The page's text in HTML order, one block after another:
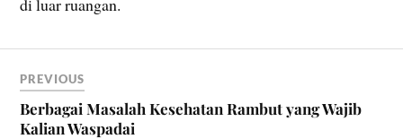
di luar ruangan.
PREVIOUS
Berbagai Masalah Kesehatan Rambut yang Wajib
Kalian Waspadai